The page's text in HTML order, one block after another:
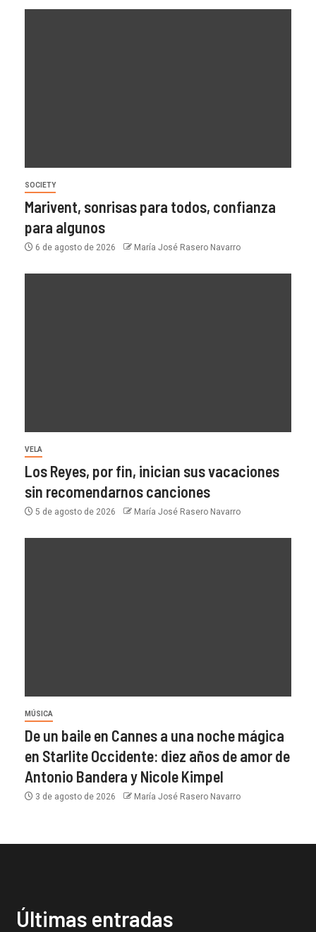
SOCIETY
Marivent, sonrisas para todos, confianza
para algunos
6 de agosto de 2026 María José Rasero Navarro
VELA
Los Reyes, por fin, inician sus vacaciones
sin recomendarnos canciones
5 de agosto de 2026 María José Rasero Navarro
MÚSICA
De un baile en Cannes a una noche mágica
en Starlite Occidente: diez años de amor de
Antonio Bandera y Nicole Kimpel
3 de agosto de 2026 María José Rasero Navarro
Últimas entradas